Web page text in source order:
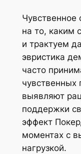
Чувственное
на то, каким
и трактуем
эвристика
часто
чувственных
выявляют
поддержки
эффект
моментах с
нагрузкой.